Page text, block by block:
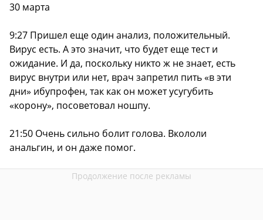
30 марта
9:27 Пришел еще один анализ, положительный.
Вирус есть. А это значит, что будет еще тест и
ожидание. И да, поскольку никто ж не знает, есть
вирус внутри или нет, врач запретил пить «в эти
дни» ибупрофен, так как он может усугубить
«корону», посоветовал ношпу.
21:50 Очень сильно болит голова. Вкололи
анальгин, и он даже помог.